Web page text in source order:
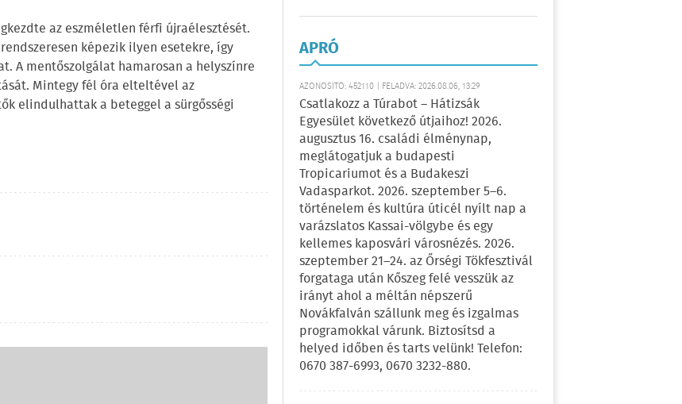
az eszméletlen férfi újraélesztését.
képezik ilyen esetekre, így
A mentőszolgálat hamarosan a helyszínre
Mintegy fél óra elteltével az
elindulhattak a beteggel a sürgősségi
APRÓ
AZONOSÍTÓ: 452110 | FELADVA: 2026.08.06, 13:29
Csatlakozz a Túrabot – Hátizsák
Egyesület következő útjaihoz! 2026.
augusztus 16. családi élménynap,
meglátogatjuk a budapesti
Tropicariumot és a Budakeszi
Vadasparkot. 2026. szeptember 5–6.
történelem és kultúra úticél nyílt nap a
varázslatos Kassai-völgybe és egy
kellemes kaposvári városnézés. 2026.
szeptember 21–24. az Őrségi Tökfesztivál
forgataga után Kőszeg felé vesszük az
irányt ahol a méltán népszerű
Novákfalván szállunk meg és izgalmas
programokkal várunk. Biztosítsd a
helyed időben és tarts velünk! Telefon:
0670 387-6993, 0670 3232-880.